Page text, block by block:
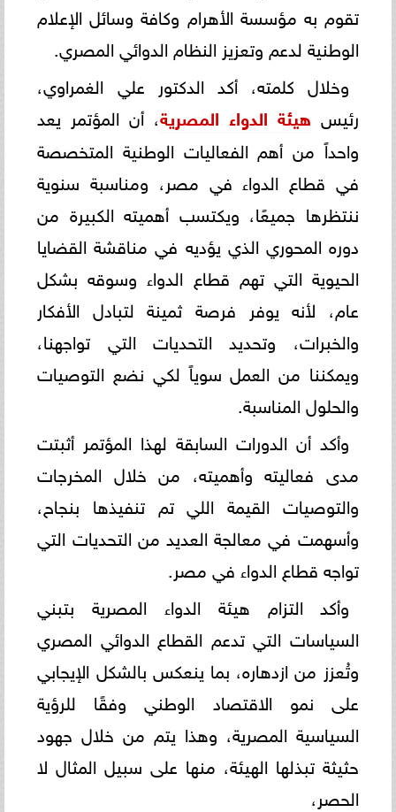
تقوم به مؤسسة الأهرام وكافة وسائل الإعلام
الوطنية لدعم وتعزيز النظام الدوائي المصري.
وخلال كلمته، أكد الدكتور علي الغمراوي،
رئيس هيئة الدواء المصرية، أن المؤتمر يعد
واحداً من أهم الفعاليات الوطنية المتخصصة
في قطاع الدواء في مصر، ومناسبة سنوية
ننتظرها جميعًا، ويكتسب أهميته الكبيرة من
دوره المحوري الذي يؤديه في مناقشة القضايا
الحيوية التي تهم قطاع الدواء وسوقه بشكل
عام، لأنه يوفر فرصة ثمينة لتبادل الأفكار
والخبرات، وتحديد التحديات التي تواجهنا،
ويمكننا من العمل سوياً لكي نضع التوصيات
والحلول المناسبة.
وأكد أن الدورات السابقة لهذا المؤتمر أثبتت
مدى فعاليته وأهميته، من خلال المخرجات
والتوصيات القيمة اللي تم تنفيذها بنجاح،
وأسهمت في معالجة العديد من التحديات التي
تواجه قطاع الدواء في مصر.
وأكد التزام هيئة الدواء المصرية بتبني
السياسات التي تدعم القطاع الدوائي المصري
وتُعزز من ازدهاره، بما ينعكس بالشكل الإيجابي
على نمو الاقتصاد الوطني وفقًا للرؤية
السياسية المصرية، وهذا يتم من خلال جهود
حثيثة تبذلها الهيئة، منها على سبيل المثال لا
الحصر،